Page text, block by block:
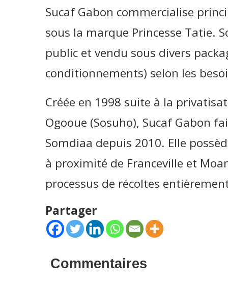
Sucaf Gabon commercialise
sous la marque Princesse Tatie.
public et vendu sous divers
conditionnements) selon les
Créée en 1998 suite à la
Ogooue (Sosuho), Sucaf Gabon
Somdiaa depuis 2010. Elle
à proximité de Franceville et
processus de récoltes
Partager
Commentaires